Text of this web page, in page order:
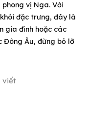
vị Nga. Với
đặc trưng, đây là
gia đình hoặc các
Đông Âu, đừng bỏ lỡ
viết